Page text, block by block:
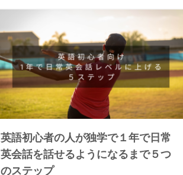
英語初心者の人が独学で１年で日常
英会話を話せるようになるまで５つ
のステップ